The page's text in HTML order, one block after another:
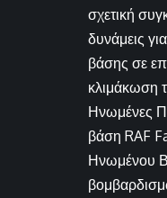
σχετική
δυνάμεις
βάσης σε
κλιμάκωση
Ηνωμένες
βάση RAF
Ηνωμένου